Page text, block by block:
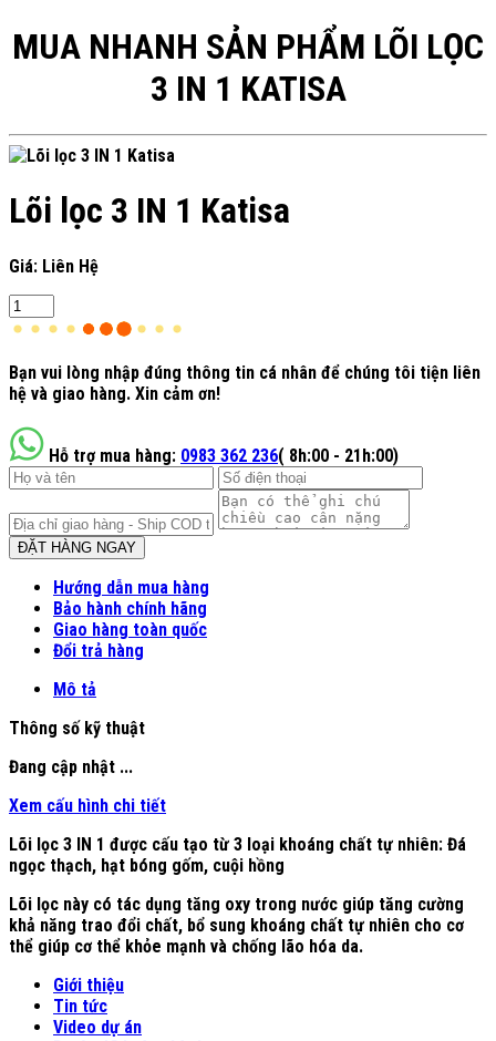
MUA NHANH SẢN PHẨM LÕI LỌC
3 IN 1 KATISA
Lõi lọc 3 IN 1 Katisa
Giá: Liên Hệ
Bạn vui lòng nhập đúng thông tin cá nhân để chúng tôi tiện liên
hệ và giao hàng. Xin cảm ơn!
Hỗ trợ mua hàng: 0983 362 236( 8h:00 - 21h:00)
ĐẶT HÀNG NGAY
Hướng dẫn mua hàng
Bảo hành chính hãng
Giao hàng toàn quốc
Đổi trả hàng
Mô tả
Thông số kỹ thuật
Đang cập nhật ...
Xem cấu hình chi tiết
Lõi lọc 3 IN 1 được cấu tạo từ 3 loại khoáng chất tự nhiên: Đá
ngọc thạch, hạt bóng gốm, cuội hồng
Lõi lọc này có tác dụng tăng oxy trong nước giúp tăng cường
khả năng trao đổi chất, bổ sung khoáng chất tự nhiên cho cơ
thể giúp cơ thể khỏe mạnh và chống lão hóa da.
Giới thiệu
Tin tức
Video dự án